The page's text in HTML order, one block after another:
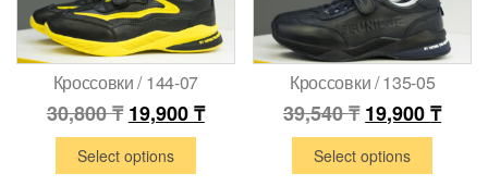
Кроссовки / 144-07
30,800₸ 19,900₸
Select options
Кроссовки / 135-05
39,540₸ 19,900₸
Select options